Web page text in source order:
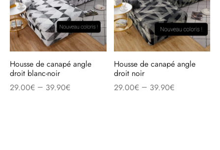
Housse de canapé angle
droit blanc-noir
29.00€ – 39.90€
Housse de canapé angle
droit noir
29.00€– 39.90€